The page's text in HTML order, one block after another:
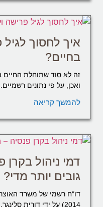
איך לחסוך
בחיים?
זה לא סוד שתוחלת החיים
ואכן, על פי נתונים
להמשך קריאה
דמי ניהול
גובים יותר מדי?
דו"ח רשמי של משרד
2014) על ידי דורית סלינגר, המפקחת...